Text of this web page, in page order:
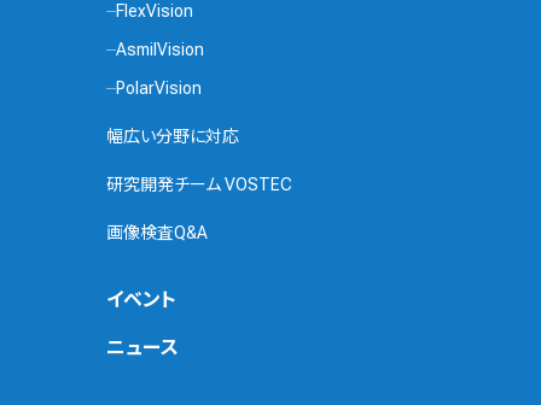
FlexVision
AsmilVision
PolarVision
幅広い分野に対応
研究開発チーム VOSTEC
画像検査Q&A
イベント
ニュース